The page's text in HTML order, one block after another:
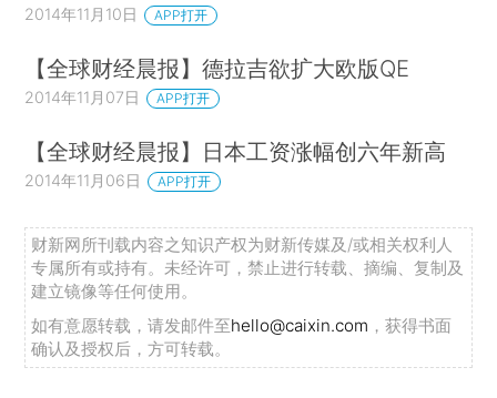
2014年11月10日 APP打开
【全球财经晨报】德拉吉欲扩大欧版QE
2014年11月07日 APP打开
【全球财经晨报】日本工资涨幅创六年新高
2014年11月06日 APP打开
财新网所刊载内容之知识产权为财新传媒及/或相关权利人
专属所有或持有。未经许可，禁止进行转载、摘编、复制及
建立镜像等任何使用。
如有意愿转载，请发邮件至hello@caixin.com ，获得书面
确认及授权后，方可转载。